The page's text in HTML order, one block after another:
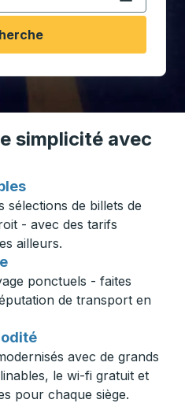
simplicité avec
sélections de billets de
- avec des tarifs
ailleurs.
ponctuels - faites
de transport en
avec de grands
le wi-fi gratuit et
pour chaque siège.